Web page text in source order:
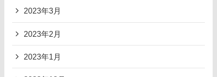
2023年3月
2023年2月
2023年1月